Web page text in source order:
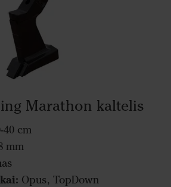
Marathon kaltelis
40 cm
mm
Opus, TopDown